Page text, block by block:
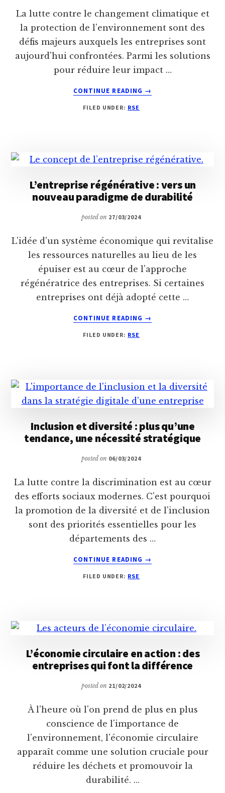
La lutte contre le changement climatique et
la protection de l'environnement sont des
défis majeurs auxquels les entreprises sont
aujourd'hui confrontées. Parmi les solutions
pour réduire leur impact …
CONTINUE READING
ABOUT
MYTHE
OU
?
→
FILED UNDER: RSE
L’entreprise régénérative : vers un
nouveau paradigme de durabilité
posted on 27/03/2024
L'idée d'un système économique qui revitalise
les ressources naturelles au lieu de les
épuiser est au cœur de l'approche
régénératrice des entreprises. Si certaines
entreprises ont déjà adopté cette …
CONTINUE READING
ABOUT
NOUVEAU
PARADIGME
DE
→
FILED UNDER: RSE
Inclusion et diversité : plus qu’une
tendance, une nécessité stratégique
posted on 06/03/2024
La lutte contre la discrimination est au cœur
des efforts sociaux modernes. C'est pourquoi
la promotion de la diversité et de l'inclusion
sont des priorités essentielles pour les
départements des …
CONTINUE READING
ABOUT
QU’UNE
TENDANCE,
NÉCESSITÉ
STRATÉGIQUE
→
FILED UNDER: RSE
L’économie circulaire en action : des
entreprises qui font la différence
posted on 21/02/2024
À l'heure où l'on prend de plus en plus
conscience de l'importance de
l'environnement, l'économie circulaire
apparaît comme une solution cruciale pour
réduire les déchets et promouvoir la
durabilité. …